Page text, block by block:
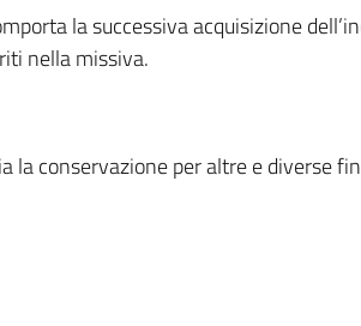
la successiva acquisizione
nella missiva.
la conservazione per altre e diverse